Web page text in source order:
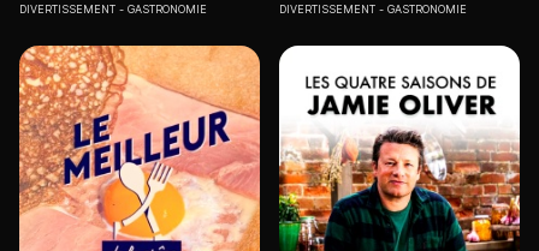
DIVERTISSEMENT GASTRONOMIE DIVERTISSEMENT GASTRONOMIE